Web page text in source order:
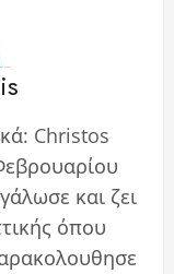
Christos
και ζει
όπου